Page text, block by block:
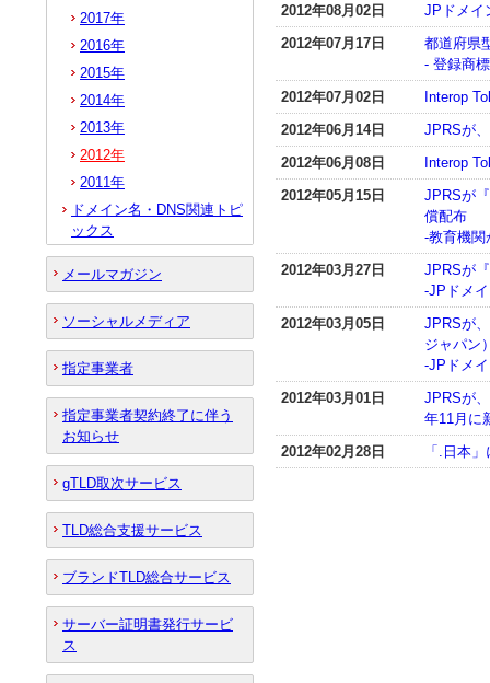
2012年08月02日
JPドメイ
2012年07月17日
都道府県
- 登録商
2012年07月02日
Interop
2012年06月14日
JPRSが
2012年06月08日
Interop
2012年05月15日
JPRSが
償配布
‐教育機
2012年03月27日
JPRSが
‐JPドメ
2012年03月05日
JPRSが
ジャパン
‐JPドメ
2012年03月01日
JPRSが
年11月に
2012年02月28日
「.日本
2017年
2016年
2015年
2014年
2013年
2012年
2011年
ドメイン名・DNS関連トピ
ックス
メールマガジン
ソーシャルメディア
指定事業者
指定事業者契約終了に伴う
お知らせ
gTLD取次サービス
TLD総合支援サービス
ブランドTLD総合サービス
サーバー証明書発行サービ
ス